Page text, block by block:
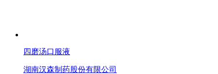
四磨汤口服液
湖南汉森制药股份有限公司